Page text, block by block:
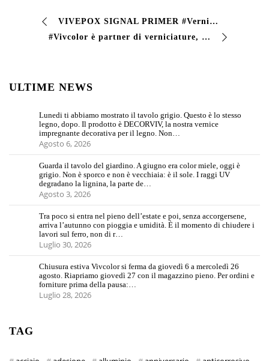
VIVEPOX SIGNAL PRIMER #Vernice epossidica ad alte prestazioni, particolarmente adatto per superfici #ceramiche e #minerali, grazie alla sua eccellente adesion…
#Vivcolor è partner di verniciature, fonderie, concerie, calzaturifici, colorifici, industrie del mobile, carrozzerie industriali, e di chi cerca un partner per…
ULTIME NEWS
Lunedi ti abbiamo mostrato il tavolo grigio. Questo è lo stesso
legno, dopo. Il prodotto è DECORVIV, la nostra vernice
impregnante decorativa per il legno. Non…
Agosto 6, 2026
Guarda il tavolo del giardino. A giugno era color miele, oggi è
grigio. Non è sporco e non è vecchiaia: è il sole. I raggi UV
degradano la lignina, la parte de…
Agosto 3, 2026
Tra poco si entra nel pieno dell’estate e poi, senza accorgersene,
arriva l’autunno con pioggia e umidità. È il momento di chiudere i
lavori sul ferro, non di r…
Luglio 30, 2026
Chiusura estiva Vivcolor si ferma da giovedì 6 a mercoledì 26
agosto. Riapriamo giovedì 27 con il magazzino pieno. Per ordini e
forniture prima della pausa:…
Luglio 28, 2026
TAG